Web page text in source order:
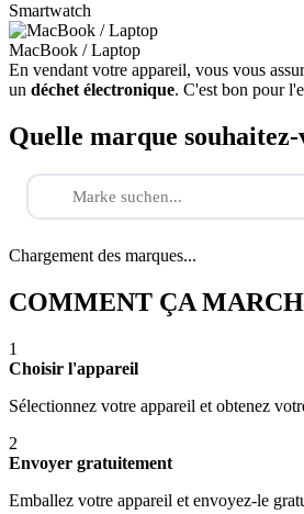
Smartwatch
MacBook / Laptop
En vendant votre appareil, vous vous
un déchet électronique. C'est bon pour
Quelle marque
Chargement des marques...
COMMENT ÇA
1
Choisir l'appareil
Sélectionnez votre appareil et obtenez
2
Envoyer gratuitement
Emballez votre appareil et envoyez-le